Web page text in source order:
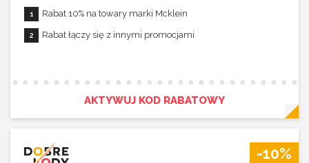
Rabat 10% na towary marki Mcklein
Rabat łączy się z innymi promocjami
AKTYWUJ KOD RABATOWY
-10%